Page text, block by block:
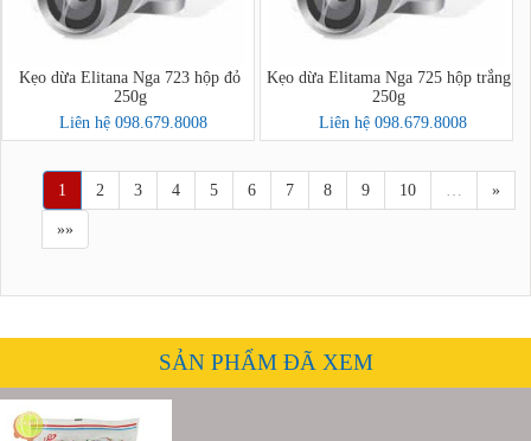
Kẹo dừa Elitana Nga 723 hộp đỏ
250g
Liên hệ 098.679.8008
Kẹo dừa Elitama Nga 725 hộp trắng
250g
Liên hệ 098.679.8008
1 2 3 4 5 6 7 8 9 10 … »
»»
SẢN PHẨM ĐÃ XEM